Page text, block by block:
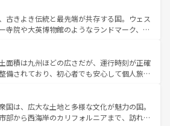
パンの発祥地であるランス、プロヴァンスの
ンダー畑など、多彩な楽しみ方が可能だ。さ
外の地域にも魅力が溢れており、どの街角に
を運ぶとそれぞれで全く異なる文化を体験で
きるだろう。 なお、新着のフランス情報はコンテンツ一覧
しい。
国は、どこを歩いても飽きることがない。ベ
的活気、バイエルン州のアルプスの絶景、そ
沿いのワイン畑といった風景は必見。ビール
にはぜひ体験してほしい。 なお、新着の
コンテンツ一覧を参照してほしい。
古きよき伝統と最先端が共存する国。ウェス
寺院や大英博物館のようなランドマーク、歴
なる魅力がある。また、優雅なアフタヌーン
ル好きにはたまらない英国パブ、サッカー観
だからこそできる体験も豊富。イギリスを旅
照してほしい。
面積は九州ほどの広さだが、運行時刻が正確
備されており、初心者でも安心して個人旅行
まま残る町や、スイスならではのユニークな
、アルプス観光だけでなく町歩きも満喫する
。国民の所得が高いため物価も高いが、旅行
国は、広大な土地と多様な文化が魅力の国。
部から西海岸のカリフォルニアまで、訪れる